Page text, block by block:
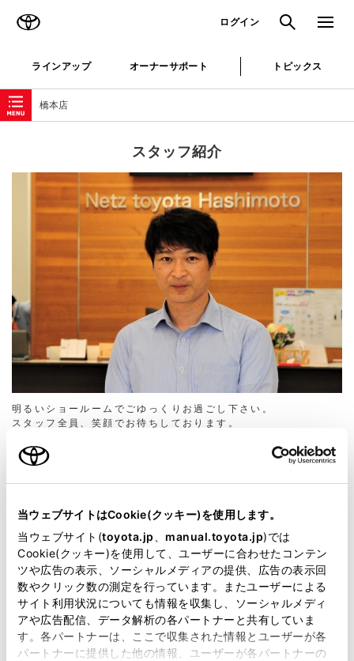
当ウェブサイトはCookie(クッキー)を使用します。
当ウェブサイト(toyota.jp manual.toyota.jp)では
Cookie(クッキー)を使用して、ユーザーに合わせたコンテン
ツや広告の表示、ソーシャルメディアの提供、広告の表示回
数やクリック数の測定を行っています。またユーザーによる
サイト利用状況についても情報を収集し、ソーシャルメディ
アや広告配信、データ解析の各パートナーと共有していま
す。各パートナーは、ここで収集された情報とユーザーが各
パートナーに提供した他の情報、ユーザーが各パートナーの
ログイン 検索 メニュ
ラインアップ オーナーサポート トピックス
橋本店
スタッフ紹介
明るいショールームでごゆっくりお過ごし下さい。
スタッフ全員、笑顔でお待ちしております。
店長 榎原 伸幸
西 英俊
営業スタッフ
車のことなら何でもご相談下さい。
親しみやすさと笑顔でお迎えいたします。
岩崎 健二
テクニカルコンサルタント
カスタマイズから修理のことまでオールマイ
ティにサポートさせて頂きます。
お気軽にご相談ください。ご来店お待ちして